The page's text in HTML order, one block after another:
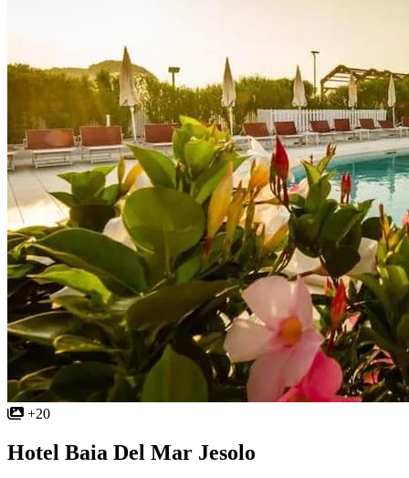
+20
Hotel Baia Del Mar Jesolo